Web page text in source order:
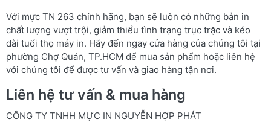
Với mực TN 263 chính hãng, bạn sẽ luôn có những bản in
chất lượng vượt trội, giảm thiểu tình trạng trục trặc và kéo
dài tuổi thọ máy in. Hãy đến ngay cửa hàng của chúng tôi tại
phường Chợ Quán, TP.HCM để mua sản phẩm hoặc liên hệ
với chúng tôi để được tư vấn và giao hàng tận nơi.
Liên hệ tư vấn & mua hàng
CÔNG TY TNHH MỰC IN NGUYỄN HỢP PHÁT